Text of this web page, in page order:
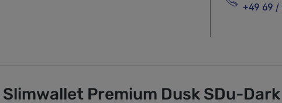
+49 69
Premium Dusk SDu-